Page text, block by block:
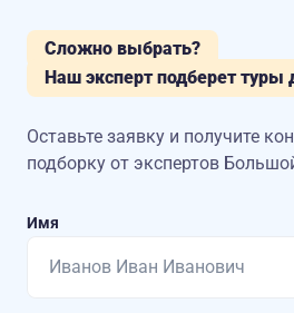
Сложно выбрать?
Наш эксперт подберет туры
Оставьте заявку и получите
подборку от экспертов
Имя